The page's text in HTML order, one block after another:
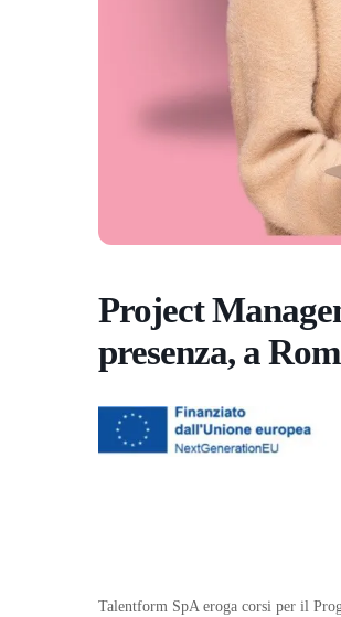
Project
presenza, a
Talentform SpA eroga corsi per il